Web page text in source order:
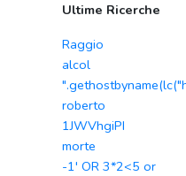
Ultime Ricerche
Raggio
alcol
roberto
1JWVhgiPI
morte
-1' OR 3*2<5 or